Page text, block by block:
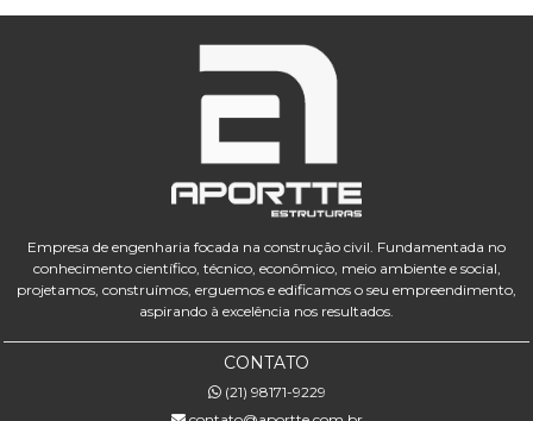
Empresa de engenharia focada na construção civil. Fundamentada no
conhecimento científico, técnico, econômico, meio ambiente e social,
projetamos, construímos, erguemos e edificamos o seu empreendimento,
aspirando à excelência nos resultados.
CONTATO
(21) 98171-9229